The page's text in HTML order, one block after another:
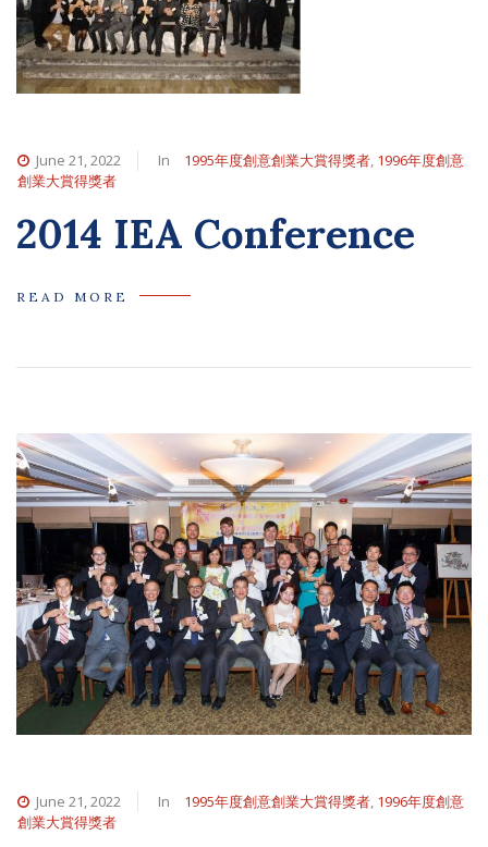
June 21, 2022 In 1995年度創意創業大賞得獎者, 1996年度創意
創業大賞得獎者
2014 IEA Conference
READ MORE
June 21, 2022 In 1995年度創意創業大賞得獎者, 1996年度創意
創業大賞得獎者